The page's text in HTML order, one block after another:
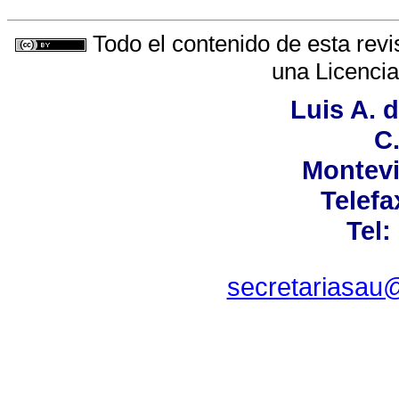
Todo el contenido de esta
una
Luis A.
Tel: